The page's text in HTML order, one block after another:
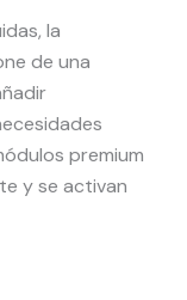
la
de una
premium
y se activan